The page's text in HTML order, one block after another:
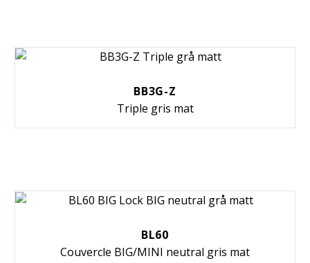
BB3G-Z
Triple gris mat
BL60
Couvercle BIG/MINI neutral gris mat